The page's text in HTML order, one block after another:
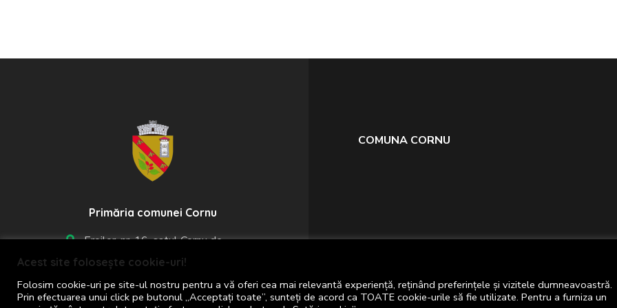
Primăria comunei Cornu
Eroilor, nr. 16, satul Cornu de
Jos, 107175
+40 244 367 461
COMUNA CORNU
Primăria comunei Cornu © 2024
Acest site folosește cookie-uri!
Folosim cookie-uri pe site-ul nostru pentru a vă oferi cea mai relevantă experiență, reținând preferințele și vizitele dumneavoastră.
Prin efectuarea unui click pe butonul „Acceptați toate”, sunteți de acord ca TOATE cookie-urile să fie utilizate. Pentru a furniza un